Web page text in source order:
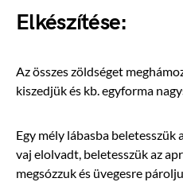
Elkészítése:
Az összes zöldséget
kiszedjük és kb. egyforma
Egy mély lábasba beletesszük
vaj elolvadt, beletesszük az
megsózzuk és üvegesre